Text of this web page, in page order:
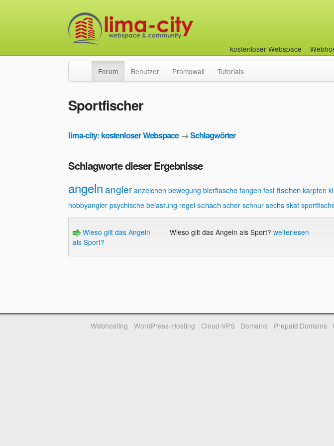
kostenloser Webspace
Forum Benutzer Promowall Tutorials
Sportfischer
lima-city: kostenloser Webspace→Schlagwörter
Schlagworte dieser Ergebnisse
angelnangler anzeichen bewegung bierflasche fangen fest fischen karpfen
hobbyangler psychische belastung regel schach scher schnur sechs skat
Wieso gilt das Angeln
als Sport?
Wieso gilt das Angeln als Sport? weiterlesen
Webhosting WordPress-Hosting Cloud-VPS Domains Prepaid Domains